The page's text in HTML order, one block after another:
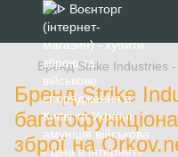
Бренд Strike Industries -
Бренд Strike
зброї на